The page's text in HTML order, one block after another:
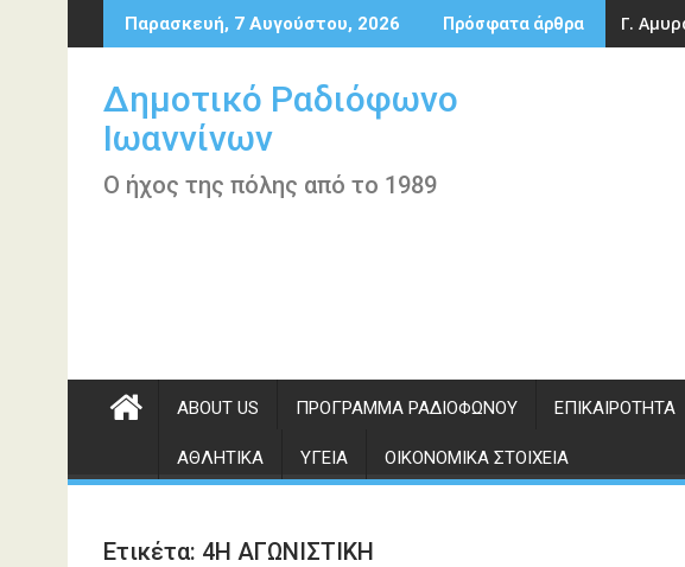
Περάστε
στο
Παρασκευή, 7 Αυγούστου, 2026 Πρόσφατα άρθρα Γ.
Δημοτικό Ραδιόφωνο
Ιωαννίνων
Ο ήχος της πόλης από το 1989
ABOUT US ΠΡΌΓΡΑΜΜΑ ΡΑΔΙΟΦΏΝΟΥ ΕΠΙΚΑΙΡΌΤΗΤΑ
ΑΘΛΗΤΙΚΆ ΥΓΕΊΑ ΟΙΚΟΝΟΜΙΚΆ ΣΤΟΙΧΕΊΑ
Ετικέτα: 4Η ΑΓΩΝΙΣΤΙΚΗ